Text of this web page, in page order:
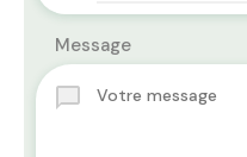
Message